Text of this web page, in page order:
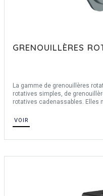
GRENOUILLÈRES
La gamme de grenouillères
rotatives simples, de
rotatives cadenassables. Elles
rotatives sont en acier et en
gâches.
VOIR